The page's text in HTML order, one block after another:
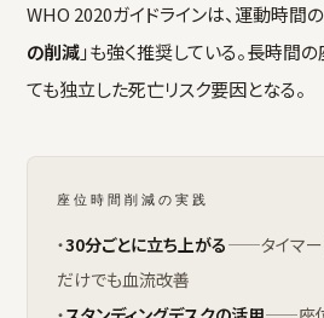
WHO 2020ガイドラインは、運動時間
の削減」も強く推奨している。長時間
ても独立した死亡リスク要因となる。
座位時間削減の実践
・30分ごとに立ち上がる——タイマー
だけでも血流改善